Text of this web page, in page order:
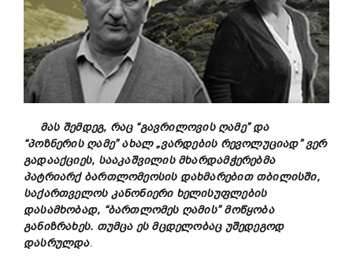
მას შემდეგ, რაც“გავრილოვის ღამე”და
“პოზნერის ღამე”ახალ„ვარდების რევოლუციად”ვერ
გადააქციეს, სააკაშვილის მხარდამჭერებმა
პატრიარქ ბართლომეოსის დახმარებით თბილისში,
საქართველოს კანონიერი ხელისუფლების
დასამხობად, “ბართლომეს ღამის”მოწყობა
განიზრახეს. თუმცა ეს მცდელობაც უშედეგოდ
დასრულდა.